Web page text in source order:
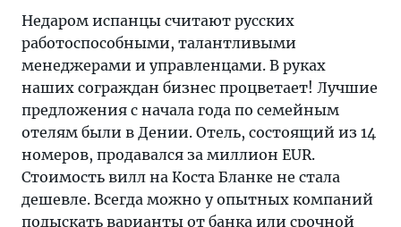
Недаром испанцы считают русских
работоспособными, талантливыми
менеджерами и управленцами. В руках
наших сограждан бизнес процветает! Лучшие
предложения с начала года по семейным
отелям были в Дении. Отель, состоящий из 14
номеров, продавался за миллион EUR.
Стоимость вилл на Коста Бланке не стала
дешевле. Всегда можно у опытных компаний
подыскать варианты от банка или срочной